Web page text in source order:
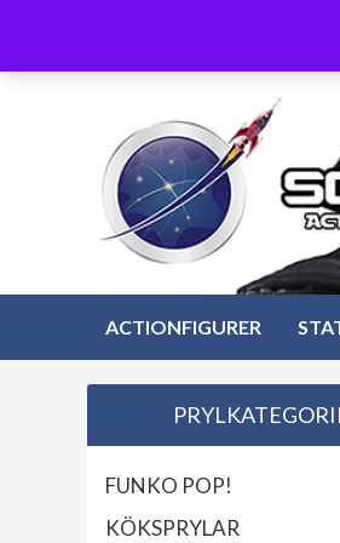
innehåll
ACTIONFIGURER
FUNKO POP!
KÖKSPRYLAR